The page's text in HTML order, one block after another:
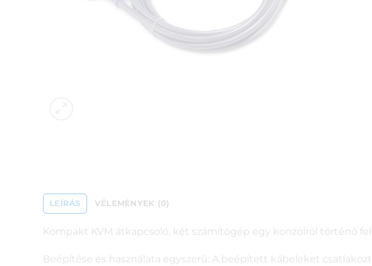
LEÍRÁS VÉLEMÉNYEK (0)
Kompakt KVM átkapcsoló, két számítógép egy konzolról történő
Beépítése és használata egyszerű: A beépített kábeleket